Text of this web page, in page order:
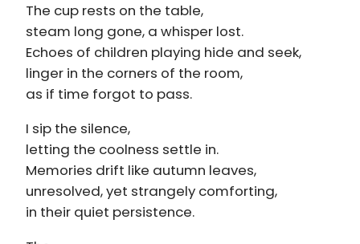
The cup rests on the table,
steam long gone, a whisper lost.
Echoes of children playing hide and seek,
linger in the corners of the room,
as if time forgot to pass.
I sip the silence,
letting the coolness settle in.
Memories drift like autumn leaves,
unresolved, yet strangely comforting,
in their quiet persistence.